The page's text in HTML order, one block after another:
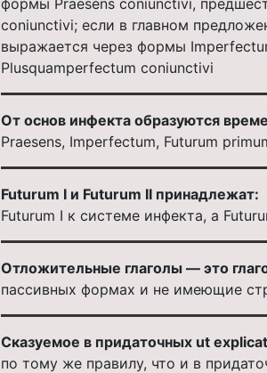
сoniunctivi; если в главном
выражается через формы
Plusquamperfectum сoniunctivi
От основ инфекта образуются
Praesens, Imperfectum, Futurum
Futurum I и Futurum II принадлежат:
Futurum I к системе инфекта, а
Отложительные глаголы — это
пассивных формах и не имеющие
Сказуемое в придаточных ut
по тому же правилу, что и в